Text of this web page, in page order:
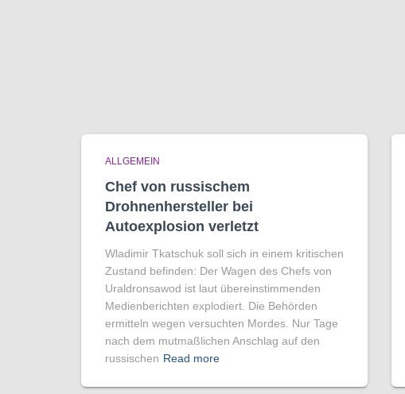
ALLGEMEIN
Chef von russischem
Drohnenhersteller bei
Autoexplosion verletzt
Wladimir Tkatschuk soll sich in einem kritischen
Zustand befinden: Der Wagen des Chefs von
Uraldronsawod ist laut übereinstimmenden
Medienberichten explodiert. Die Behörden
ermitteln wegen versuchten Mordes. Nur Tage
nach dem mutmaßlichen Anschlag auf den
russischen Read more